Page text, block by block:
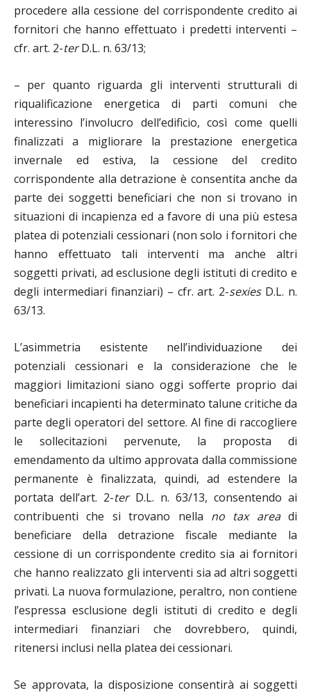
procedere alla cessione del corrispondente credito ai
fornitori che hanno effettuato i predetti interventi –
cfr. art. 2-terD.L. n. 63/13;
– per quanto riguarda gli interventi strutturali di
riqualificazione energetica di parti comuni che
interessino l’involucro dell’edificio, così come quelli
finalizzati a migliorare la prestazione energetica
invernale ed estiva, la cessione del credito
corrispondente alla detrazione è consentita anche da
parte dei soggetti beneficiari che non si trovano in
situazioni di incapienza ed a favore di una più estesa
platea di potenziali cessionari (non solo i fornitori che
hanno effettuato tali interventi ma anche altri
soggetti privati, ad esclusione degli istituti di credito e
degli intermediari finanziari) – cfr. art. 2-sexiesD.L. n.
63/13.
L’asimmetria esistente nell’individuazione dei
potenziali cessionari e la considerazione che le
maggiori limitazioni siano oggi sofferte proprio dai
beneficiari incapienti ha determinato talune critiche da
parte degli operatori del settore. Al fine di raccogliere
le sollecitazioni pervenute, la proposta di
emendamento da ultimo approvata dalla commissione
permanente è finalizzata, quindi, ad estendere la
portata dell’art. 2-terD.L. n. 63/13, consentendo ai
contribuenti che si trovano nella no tax areadi
beneficiare della detrazione fiscale mediante la
cessione di un corrispondente credito sia ai fornitori
che hanno realizzato gli interventi sia ad altri soggetti
privati. La nuova formulazione, peraltro, non contiene
l’espressa esclusione degli istituti di credito e degli
intermediari finanziari che dovrebbero, quindi,
ritenersi inclusi nella platea dei cessionari.
Se approvata, la disposizione consentirà ai soggetti